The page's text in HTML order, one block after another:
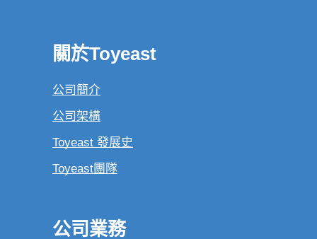
關於Toyeast
公司簡介
公司架構
Toyeast 發展史
Toyeast團隊
公司業務